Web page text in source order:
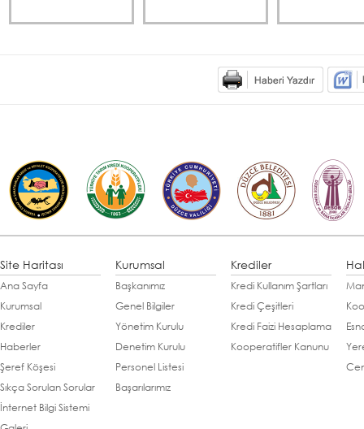
Site Haritası
Ana Sayfa
Kurumsal
Krediler
Haberler
Şeref Köşesi
Sıkça Sorulan Sorular
İnternet Bilgi Sistemi
Kurumsal
Başkanımız
Genel Bilgiler
Yönetim Kurulu
Denetim Kurulu
Personel Listesi
Başarılarımız
Krediler
Kredi Kullanım Şartları
Kredi Çeşitleri
Kredi Faizi Hesaplama
Kooperatifler Kanunu